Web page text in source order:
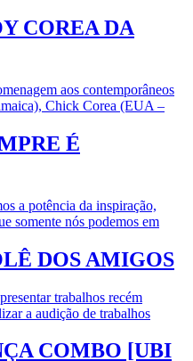
COREA DA
aos contemporâneos
Chick Corea (EUA –
É
a potência da inspiração,
somente nós podemos em
DOS AMIGOS
trabalhos recém
a audição de trabalhos
COMBO [UBI